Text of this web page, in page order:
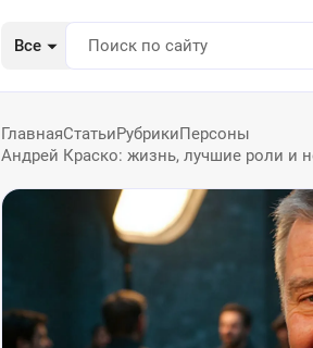
Все
ГлавнаяСтатьиРубрикиПерсоны
Андрей Краско: жизнь, лучшие роли и